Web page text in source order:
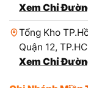
Xem Chỉ
Tổng Kho
Quận 12,
Xem Chỉ